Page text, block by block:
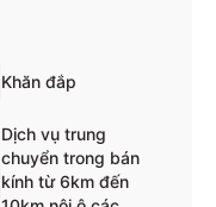
Khăn đắp
Dịch vụ trung
chuyển trong bán
kính từ 6km đến